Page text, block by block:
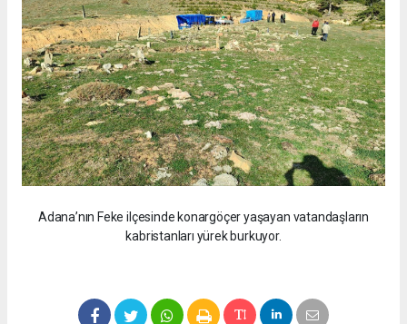
Adana’nın Feke ilçesinde konargöçer yaşayan vatandaşların
kabristanları yürek burkuyor.